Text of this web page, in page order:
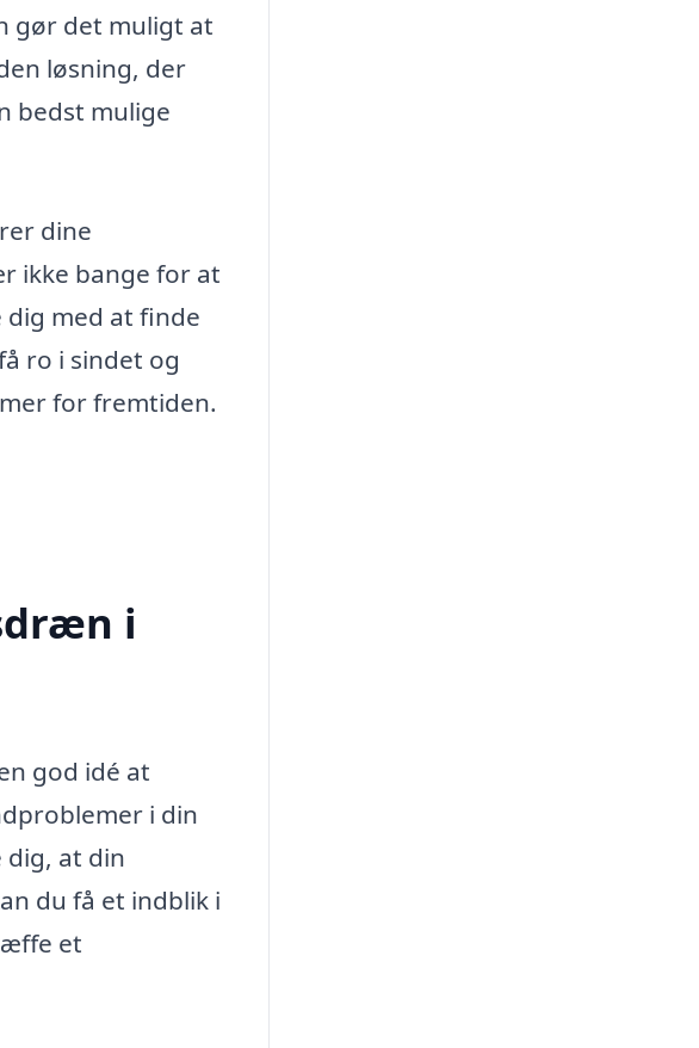
gør det muligt at
løsning, der
bedst mulige
dine
ikke bange for at
med at finde
ro i sindet og
for fremtiden.
i
god idé at
i din
at din
du få et indblik i
et